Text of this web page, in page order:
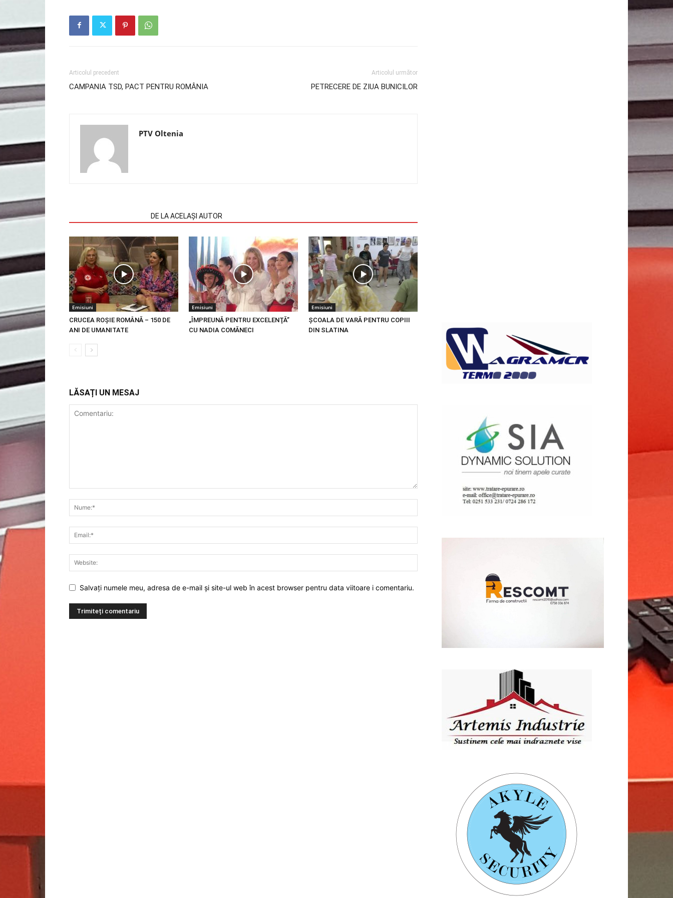
Articolul precedent
CAMPANIA TSD, PACT PENTRU ROMÂNIA
Articolul următor
PETRECERE DE ZIUA BUNICILOR
PTV Oltenia
DE LA ACELAȘI AUTOR
Emisiuni
CRUCEA ROŞIE ROMÂNĂ – 150 DE
ANI DE UMANITATE
Emisiuni
„ÎMPREUNĂ PENTRU EXCELENŢĂ”
CU NADIA COMĂNECI
Emisiuni
ŞCOALA DE VARĂ PENTRU COPIII
DIN SLATINA
LĂSAȚI UN MESAJ
Salvați numele meu, adresa de e-mail și site-ul web în acest browser pentru data viitoare i comentariu.